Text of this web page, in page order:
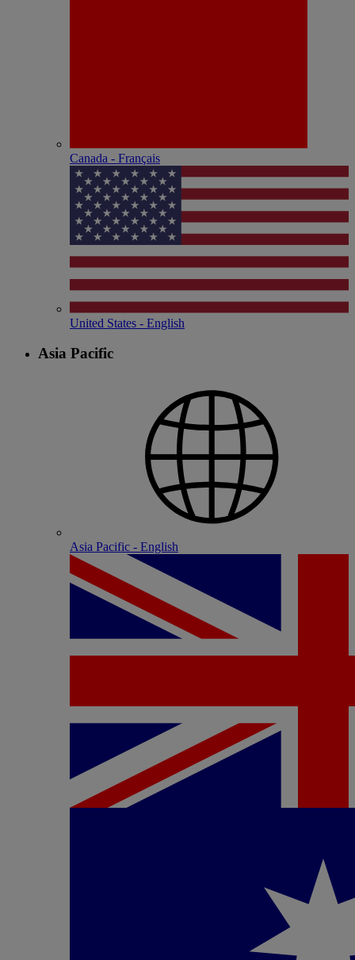
Canada - Français
United States - English
Asia Pacific
Asia Pacific - English